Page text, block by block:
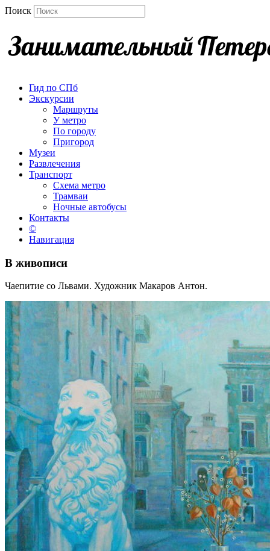
Поиск
Гид по СПб
Экскурсии
Маршруты
У метро
По городу
Пригород
Музеи
Развлечения
Транспорт
Схема метро
Трамваи
Ночные автобусы
Контакты
©
Навигация
В живописи
Чаепитие со Львами. Художник Макаров Антон.